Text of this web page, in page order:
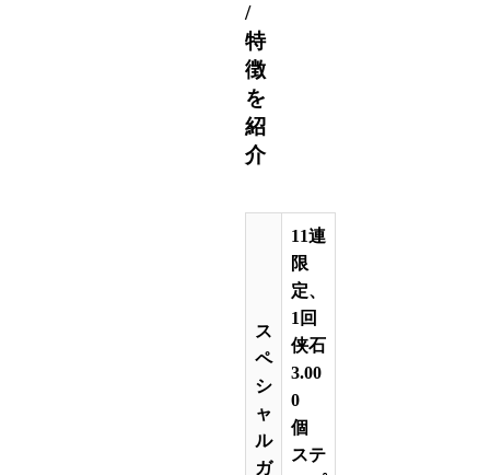
/
特
徴
を
紹
介
ス
ペ
シ
ャ
ル
ガ
11連
限
定、
1回
侠石
3.00
0
個
ステ